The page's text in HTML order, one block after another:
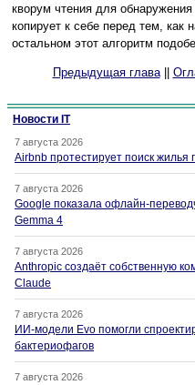
кворум чтения для
копирует к себе перед тем, как
остальном этот алгоритм
Предыдущая глава||
Новости IT
7 августа 2026
Airbnb протестирует поиск
7 августа 2026
Google показала офлайн-
Gemma 4
7 августа 2026
Anthropic создаёт собственную
Claude
7 августа 2026
ИИ-модели Evo помогли
бактериофагов
7 августа 2026